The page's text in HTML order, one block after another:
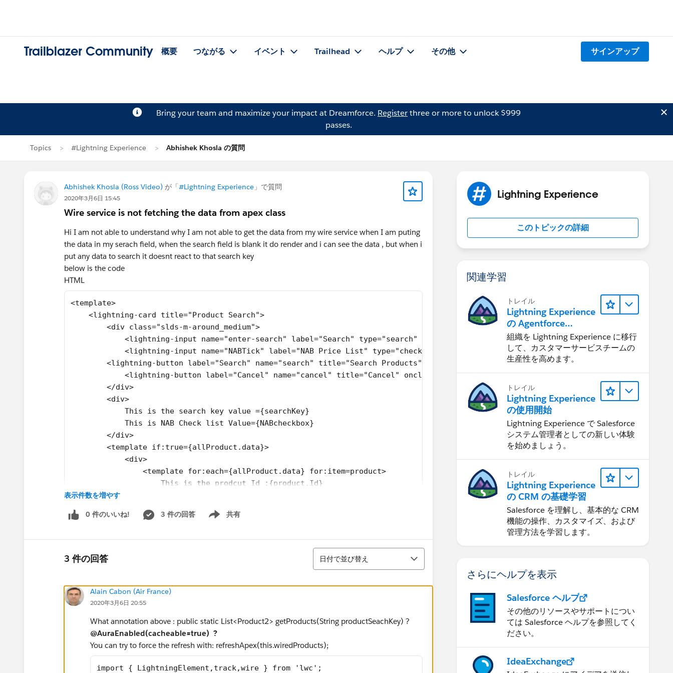
Trailblazer Community 概要 つながる イベント Trailhead ヘルプ その他 サインアップ
Bring your team and maximize your impact at Dreamforce. Registerthree or more to unlock $999
passes.
Topics #Lightning Experience Abhishek Khosla の質問
Abhishek Khosla (Ross Video) が「#Lightning Experience 」で質問
2020年3月6日 15:45
Wire service is not fetching the data from apex class
Hi I am not able to understand why I am not able to get the data from my wire service when I am puting
the data in my serach field, when the search field is blank it do render and i can see the data , but when i
put any data to search it doesnt react to that search key
below is the code
HTML
<template>
    <lightning-card title="Product Search">
        <div class="slds-m-around_medium">
<lightning-input name="enter-search" label="Search" type="search" onchange={handleSearch} is-loading={isSearching}></
            <lightning-input name="NABTick" label="NAB Price List" type="checkbox" onchange={handleCheckbox} ></lightning-input><br/>
<lightning-button label="Search" name="search" title="Search Products" onclick={findProductKey} variant="brand" ></
            <lightning-button label="Cancel" name="cancel" title="Cancel" onclick={handleCancle} ></lightning-button>
        </div>
        <div>
            This is the search key value ={searchKey}
            This is NAB Check list Value={NABcheckbox}
        </div>
        <template if:true={allProduct.data}>
            <div>
                <template for:each={allProduct.data} for:item=product>
                    This is the prodcut Id :{product.Id}
                  <c-product-search-result-wired key={product.Id} product={product}></c-product-search-result-wired>
                </template>
            </div>
</template>
<template>
        <ul class="slds-has-dividers_bottom-space">
            <li class="slds-item">
                <lightning-tile label={product.Name}>
                    <ul class="slds-list_horizontal slds-has-dividers_right">
表示件数を増やす
0 件のいいね! 3 件の回答 共有
Show menu
3 件の回答
並び替え
日付で並び替え
Alain Cabon (Air France)
2020年3月6日 20:55
What annotation above : public static List<Product2> getProducts(String productSeachKey) ?
@AuraEnabled(cacheable=true) ?
You can try to force the refresh with: refreshApex(this.wiredProducts);
import { LightningElement,track,wire } from 'lwc';
Lightning Experience
このトピックの詳細
関連学習
トレイル
Lightning Experience
の Agentforce
Service 入門
組織を Lightning Experience に移行
して、カスタマーサービスチームの
生産性を高めます。
トレイル
Lightning Experience
の使用開始
Lightning Experience で Salesforce
システム管理者としての新しい体験
を始めましょう。
トレイル
Lightning Experience
の CRM の基礎学習
Salesforce を理解し、基本的な CRM
機能の操作、カスタマイズ、および
管理方法を学習します。
さらにヘルプを表示
Salesforce ヘルプ
その他のリソースやサポートについ
ては Salesforce ヘルプを参照してく
ださい。
IdeaExchange